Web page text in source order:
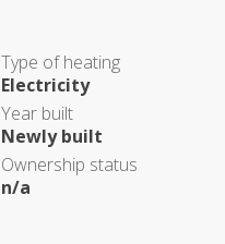
Type of heating
Electricity
Year built
Newly built
Ownership status
n/a